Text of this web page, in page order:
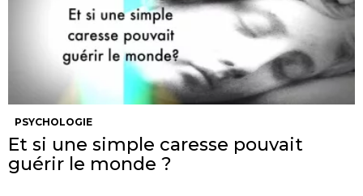
PSYCHOLOGIE
Et si une simple caresse pouvait
guérir le monde ?